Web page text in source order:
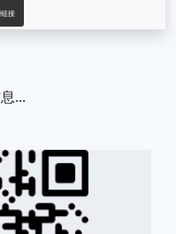
接
...